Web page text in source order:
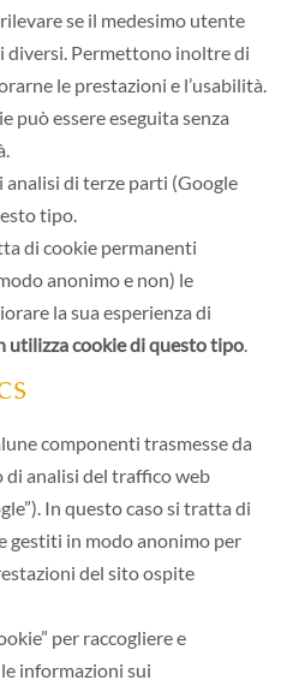
se il medesimo utente
diversi. Permettono inoltre di
le prestazioni e l’usabilità.
può essere eseguita senza
di terze parti (Google
tipo.
di cookie permanenti
anonimo e non) le
la sua esperienza di
utilizza cookie di questo tipo.
componenti trasmesse da
di analisi del traffico web
In questo caso si tratta di
gestiti in modo anonimo per
del sito ospite
per raccogliere e
informazioni sui